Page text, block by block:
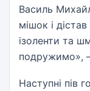
Василь
мішок і
ізоленти та
подружимо»,
Наступні пів